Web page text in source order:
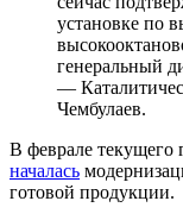
установке по
генеральный
—
Чембулаев.
В феврале
началась
готовой продукции.